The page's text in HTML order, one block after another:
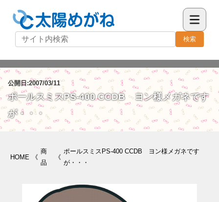
検索
公開日:2007/03/11
ポールスミスPS-400 CCDB ヨン様メガネです
が・・・
HOME 《
商
品
《
ポールスミスPS-400 CCDB ヨン様メガネです
が・・・